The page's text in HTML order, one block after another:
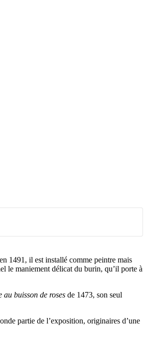
1491, il est installé comme peintre mais
le maniement délicat du burin, qu’il porte à
au buisson de roses de 1473, son seul
partie de l’exposition, originaires d’une